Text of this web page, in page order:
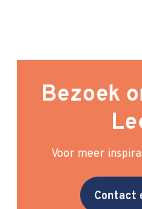
Bezoek
Voor meer
Contact